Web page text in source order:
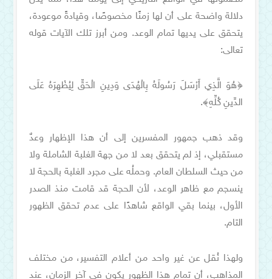
دلالة واضحة على أن لها زمنًا مخصوصًا، وقيادةً موعودة،
يتحقق على يديها تمام الوعد. ومن أبرز تلك الآيات قوله
تعالى:
﴿هُوَ الَّذِي أَرْسَلَ رَسُولَهُ بِالْهُدَى وَدِينِ الْحَقِّ لِيُظْهِرَهُ عَلَى
الدِّينِ كُلِّهِ﴾.
وقد ذهب جمهور المفسرين إلى أن هذا الإظهار وعدٌ
مستقبلي، إذ لم يتحقق بعد لا من جهة الغلبة الشاملة ولا
من حيث السلطان العام. وحملُه على مجرد الغلبة بالحجة لا
ينسجم مع ظاهر الوعد، لأن الحجة قد قامت منذ الصدر
الأول، بينما بقي الواقع شاهدًا على عدم تحقق الظهور
التام.
ولهذا نُقل عن غير واحد من أعلام التفسير، من مختلف
المذاهب، أن تمام هذا الظهور يكون في آخر الزمان، عند